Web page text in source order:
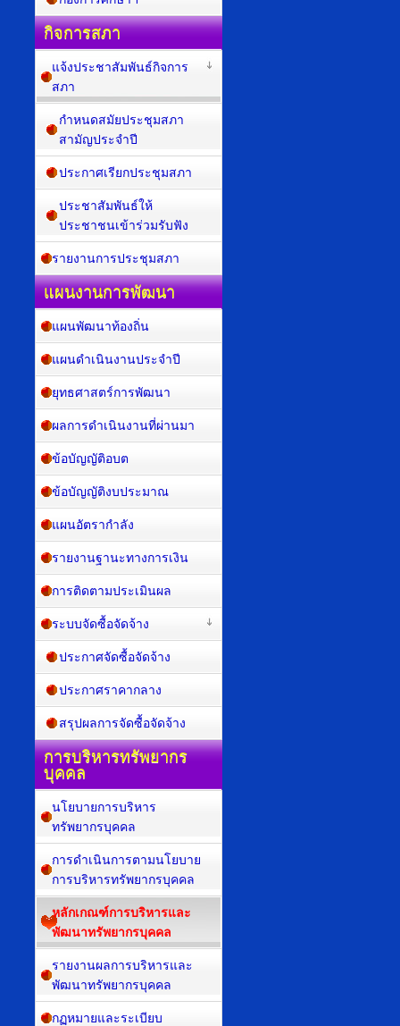
กิจการสภา
แจ้งประชาสัมพันธ์กิจการ
สภา
กำหนดสมัยประชุมสภา
สามัญประจำปี
ประกาศเรียกประชุมสภา
ประชาสัมพันธ์ให้
ประชาชนเข้าร่วมรับฟัง
รายงานการประชุมสภา
แผนงานการพัฒนา
แผนพัฒนาท้องถิ่น
แผนดำเนินงานประจำปี
ยุทธศาสตร์การพัฒนา
ผลการดำเนินงานที่ผ่านมา
ข้อบัญญัติอบต
ข้อบัญญัติงบประมาณ
แผนอัตรากำลัง
รายงานฐานะทางการเงิน
การติดตามประเมินผล
ระบบจัดซื้อจัดจ้าง
ประกาศจัดซื้อจัดจ้าง
ประกาศราคากลาง
สรุปผลการจัดซื้อจัดจ้าง
การบริหารทรัพยากร
บุคคล
นโยบายการบริหาร
ทรัพยากรบุคคล
การดำเนินการตามนโยบาย
การบริหารทรัพยากรบุคคล
หลักเกณฑ์การบริหารและ
พัฒนาทรัพยากรบุคคล
รายงานผลการบริหารและ
พัฒนาทรัพยากรบุคคล
กฏหมายและระเบียบ